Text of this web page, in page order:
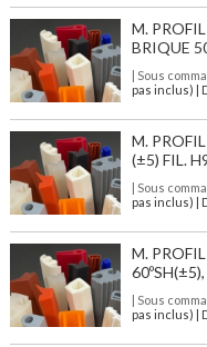
M.
BRIQUE
| Sous
pas inclus) |
M.
(±5) FIL.
| Sous
pas inclus) |
M.
| Sous
pas inclus) |